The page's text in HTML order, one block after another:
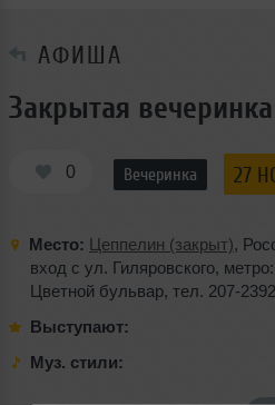
АФИША
Закрытая вечеринка
0 Вечеринка 27
Место: Цеппелин (закрыт),
вход с ул. Гиляровского,
Цветной бульвар, тел. 207-2392
Выступают:
Муз. стили: